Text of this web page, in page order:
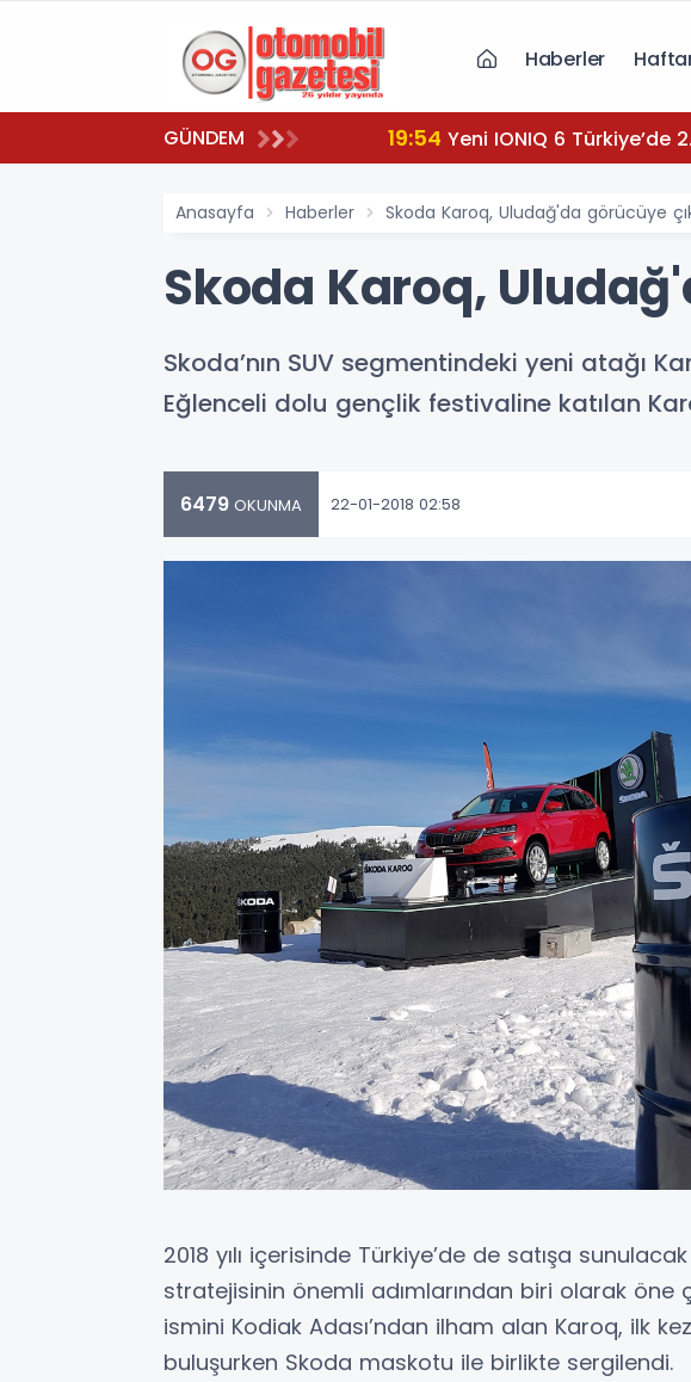
Haberler
GÜNDEM 19:54 Yeni IONIQ 6
Anasayfa Haberler Skoda Karoq, Uludağ'da görücüye
Skoda Karoq,
Skoda’nın SUV segmentindeki yeni atağı
Eğlenceli dolu gençlik festivaline katılan
6479 OKUNMA 22-01-2018 02:58
2018 yılı içerisinde Türkiye’de de satışa
stratejisinin önemli adımlarından biri olarak öne
ismini Kodiak Adası’ndan ilham alan Karoq, ilk
buluşurken Skoda maskotu ile birlikte sergilendi.